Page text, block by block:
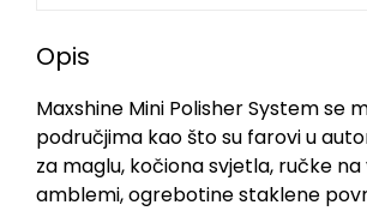
Opis
Maxshine Mini Polisher System se
područjima kao što su farovi u
za maglu, kočiona svjetla, ručke
amblemi, ogrebotine staklene